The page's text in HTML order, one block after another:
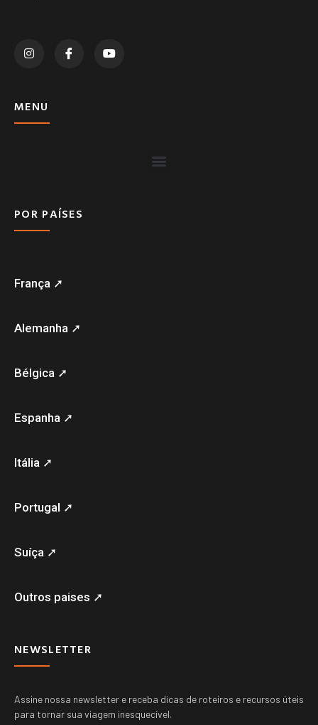
MENU
POR PAÍSES
França ➚
Alemanha ➚
Bélgica ➚
Espanha ➚
Itália ➚
Portugal ➚
Suíça ➚
Outros paises ➚
NEWSLETTER
Assine nossa newsletter e receba dicas de roteiros e recursos úteis
para tornar sua viagem inesquecível.